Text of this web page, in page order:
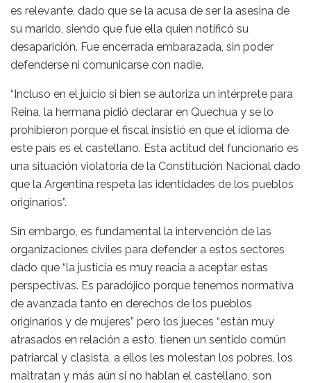
es relevante, dado que se la acusa de ser la asesina de
su marido, siendo que fue ella quien notificó su
desaparición. Fue encerrada embarazada, sin poder
defenderse ni comunicarse con nadie.
“Incluso en el juicio si bien se autoriza un intérprete para
Reina, la hermana pidió declarar en Quechua y se lo
prohibieron porque el fiscal insistió en que el idioma de
este país es el castellano. Esta actitud del funcionario es
una situación violatoria de la Constitución Nacional dado
que la Argentina respeta las identidades de los pueblos
originarios”.
Sin embargo, es fundamental la intervención de las
organizaciones civiles para defender a estos sectores
dado que “la justicia es muy reacia a aceptar estas
perspectivas. Es paradójico porque tenemos normativa
de avanzada tanto en derechos de los pueblos
originarios y de mujeres” pero los jueces “están muy
atrasados en relación a esto, tienen un sentido común
patriarcal y clasista, a ellos les molestan los pobres, los
maltratan y más aún si no hablan el castellano, son